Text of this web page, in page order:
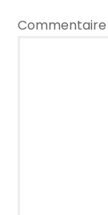
Commentaire